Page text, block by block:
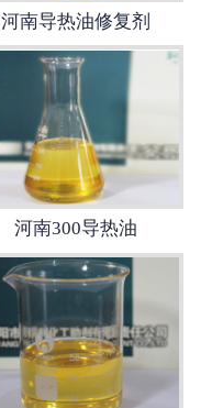
河南导热油修复剂
河南300导热油